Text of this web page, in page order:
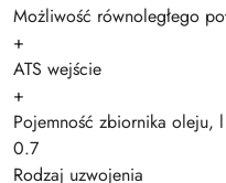
Możliwość równoległego
+
ATS wejście
+
Pojemność zbiornika oleju, l
0.7
Rodzaj uzwojenia